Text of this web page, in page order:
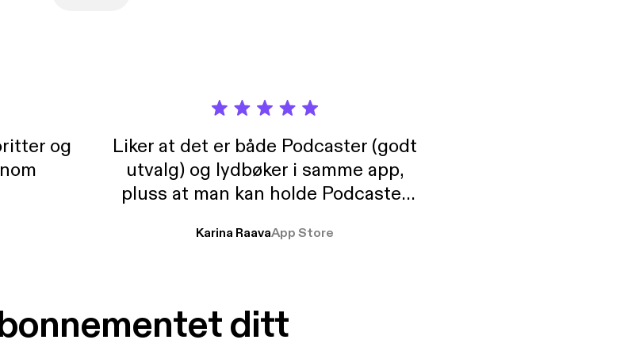
og
Liker at det er både Podcaster (godt
utvalg) og lydbøker i samme app,
pluss at man kan holde Podcaster
Karina RaavaApp Store
ditt